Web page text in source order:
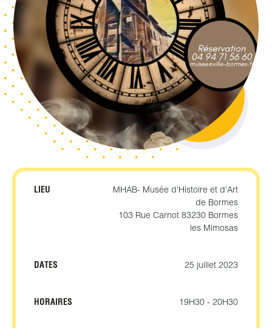
LIEU
MHAB- Musée d'Histoire et d'Art
de Bormes
103 Rue Carnot 83230 Bormes
les Mimosas
DATES 25 juillet 2023
HORAIRES 19H30 - 20H30